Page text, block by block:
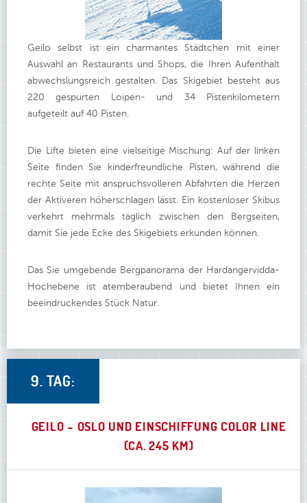
Geilo selbst ist ein charmantes Städtchen mit einer
Auswahl an Restaurants und Shops, die Ihren Aufenthalt
abwechslungsreich gestalten. Das Skigebiet besteht aus
220 gespurten Loipen- und 34 Pistenkilometern
aufgeteilt auf 40 Pisten.
Die Lifte bieten eine vielseitige Mischung: Auf der linken
Seite finden Sie kinderfreundliche Pisten, während die
rechte Seite mit anspruchsvolleren Abfahrten die Herzen
der Aktiveren höherschlagen lässt. Ein kostenloser Skibus
verkehrt mehrmals täglich zwischen den Bergseiten,
damit Sie jede Ecke des Skigebiets erkunden können.
Das Sie umgebende Bergpanorama der Hardangervidda-
Hochebene ist atemberaubend und bietet Ihnen ein
beeindruckendes Stück Natur.
9. TAG:
GEILO – OSLO UND EINSCHIFFUNG COLOR LINE
(CA. 245 KM)